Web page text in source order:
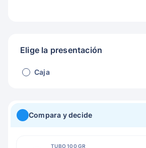
Elige la presentación
Caja
Compara y decide
TUBO 100 GR